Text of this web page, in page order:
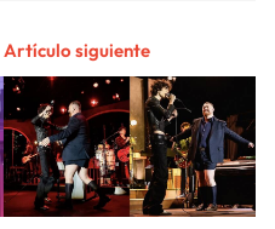
Artículo siguiente